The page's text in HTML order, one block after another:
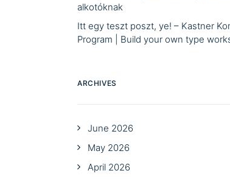
alkotóknak
Itt egy teszt poszt, ye! – Kastner
Program | Build your own type
ARCHIVES
June 2026
May 2026
April 2026